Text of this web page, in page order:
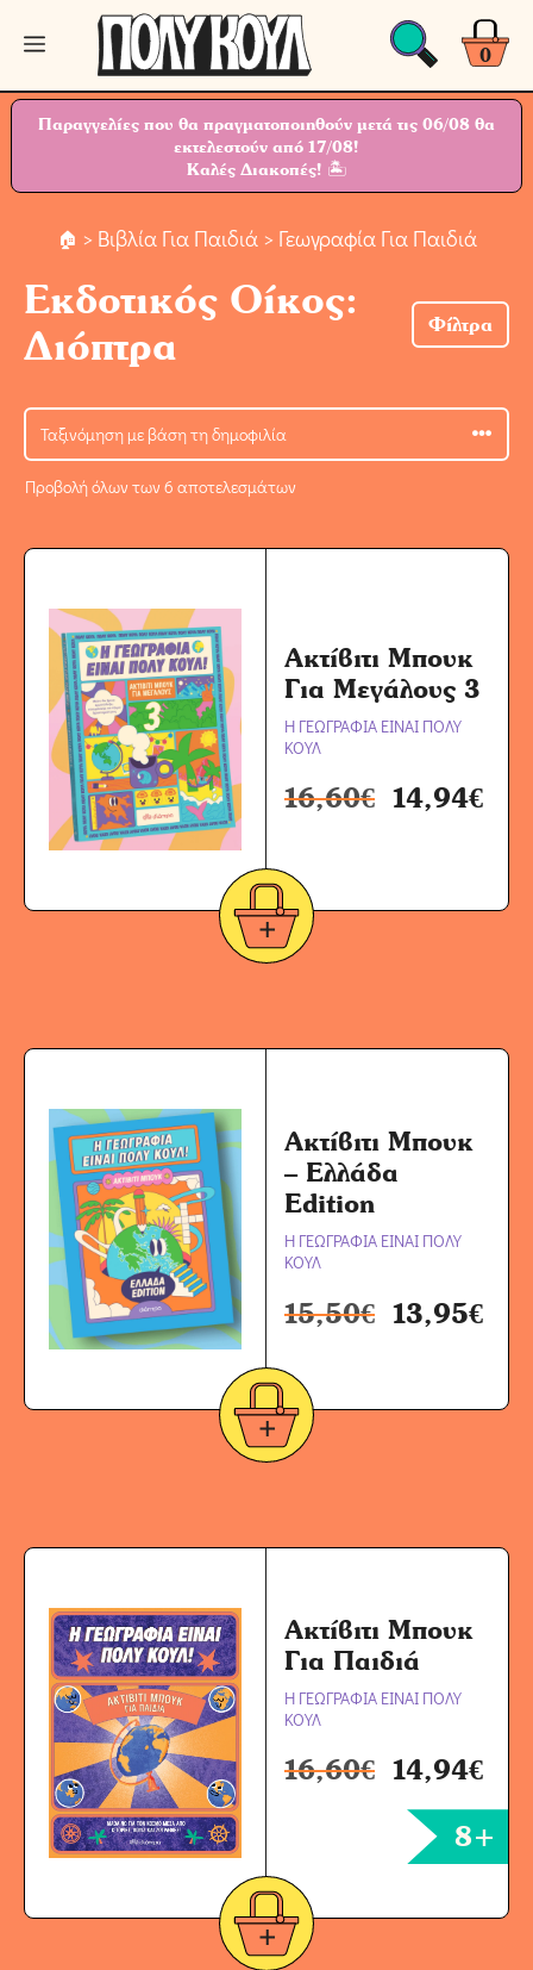
Μετάβαση
περιεχόμενο
0
Μενού
Παραγγελίες που θα πραγματοποιηθούν μετά τις 06/08 θα
εκτελεστούν από 17/08!
Καλές Διακοπές! 🏝
> Βιβλία Για Παιδιά> Γεωγραφία Για Παιδιά
Εκδοτικός Οίκος:
Διόπτρα
Φίλτρα
Προβολή όλων των 6 αποτελεσμάτων
Ακτίβιτι Μπουκ
Για Μεγάλους 3
Η ΓΕΩΓΡΑΦΙΑ ΕΙΝΑΙ ΠΟΛΥ
ΚΟΥΛ
16,60€ 14,94€
Ακτίβιτι Μπουκ
– Ελλάδα
Edition
Η ΓΕΩΓΡΑΦΙΑ ΕΙΝΑΙ ΠΟΛΥ
ΚΟΥΛ
15,50€ 13,95€
Ακτίβιτι Μπουκ
Για Παιδιά
Η ΓΕΩΓΡΑΦΙΑ ΕΙΝΑΙ ΠΟΛΥ
ΚΟΥΛ
16,60€ 14,94€
8+